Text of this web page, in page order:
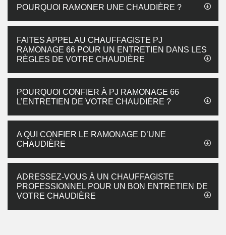
POURQUOI RAMONER UNE CHAUDIÈRE ?
FAITES APPEL AU CHAUFFAGISTE PJ
RAMONAGE 66 POUR UN ENTRETIEN DANS LES
RÈGLES DE VOTRE CHAUDIÈRE
POURQUOI CONFIER À PJ RAMONAGE 66
L’ENTRETIEN DE VOTRE CHAUDIÈRE ?
A QUI CONFIER LE RAMONAGE D’UNE
CHAUDIÈRE
ADRESSEZ-VOUS À UN CHAUFFAGISTE
PROFESSIONNEL POUR UN BON ENTRETIEN DE
VOTRE CHAUDIÈRE